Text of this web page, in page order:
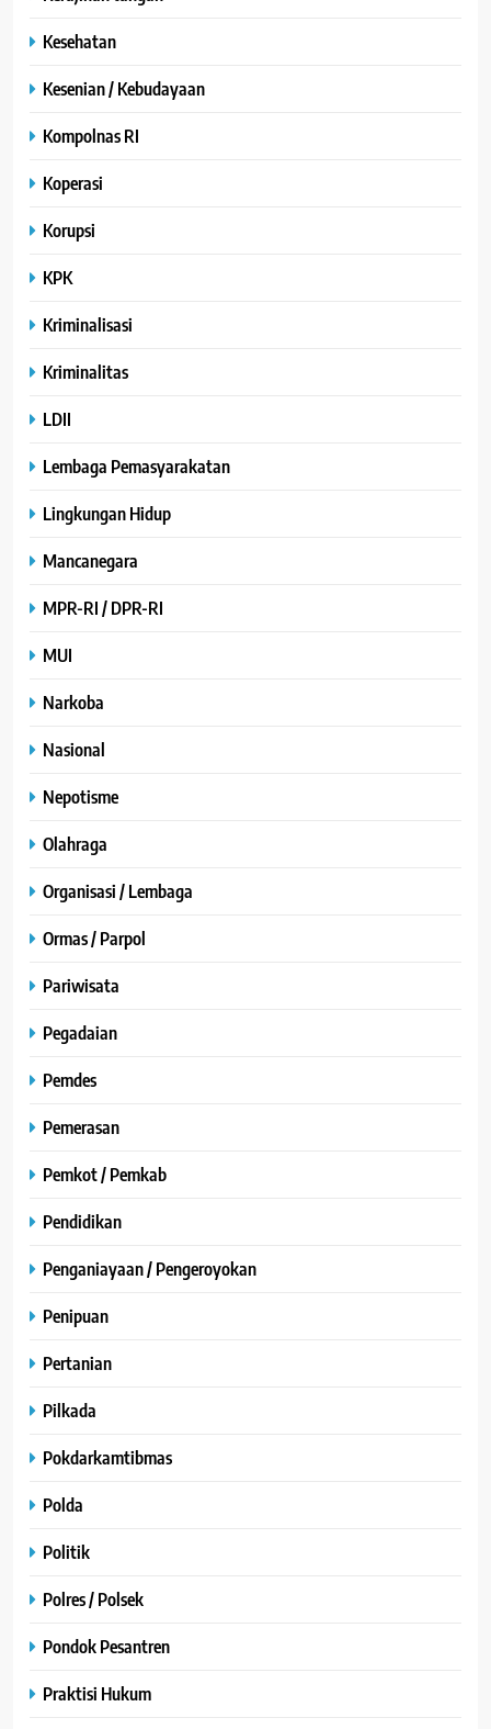
Kesehatan
Kesenian / Kebudayaan
Kompolnas RI
Koperasi
Korupsi
KPK
Kriminalisasi
Kriminalitas
LDII
Lembaga Pemasyarakatan
Lingkungan Hidup
Mancanegara
MPR-RI / DPR-RI
MUI
Narkoba
Nasional
Nepotisme
Olahraga
Organisasi / Lembaga
Ormas / Parpol
Pariwisata
Pegadaian
Pemdes
Pemerasan
Pemkot / Pemkab
Pendidikan
Penganiayaan / Pengeroyokan
Penipuan
Pertanian
Pilkada
Pokdarkamtibmas
Polda
Politik
Polres / Polsek
Pondok Pesantren
Praktisi Hukum